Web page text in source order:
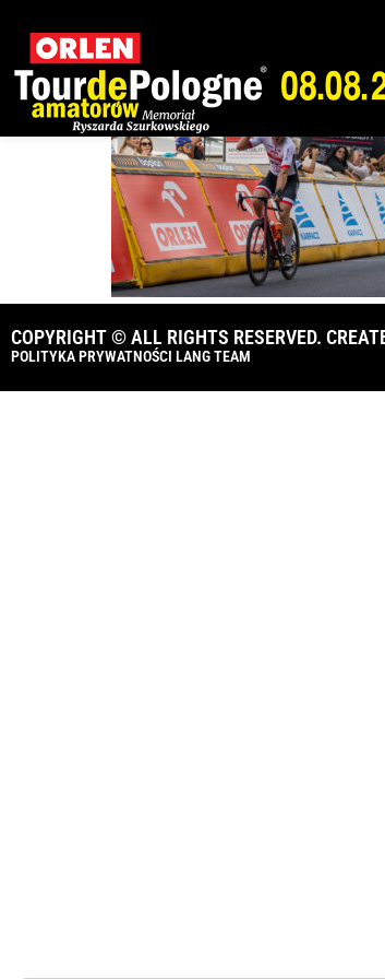
Karpacz-
COPYRIGHT © ALL RIGHTS RESERVED.
POLITYKA PRYWATNOŚCI LANG TEAM